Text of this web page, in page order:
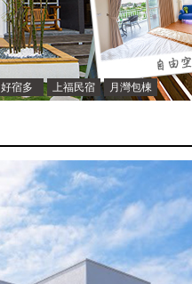
好宿多 上福民宿 月灣包棟